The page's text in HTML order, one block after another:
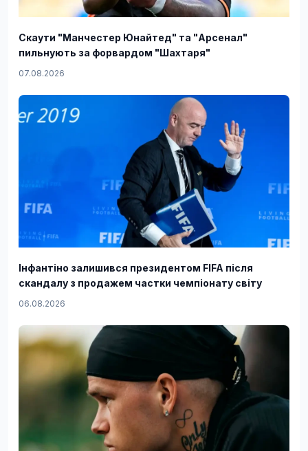
Скаути "Манчестер Юнайтед" та "Арсенал"
пильнують за форвардом "Шахтаря"
07.08.2026
Інфантіно залишився президентом FIFA після
скандалу з продажем частки чемпіонату світу
06.08.2026